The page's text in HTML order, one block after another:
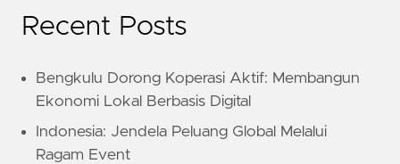
Recent Posts
Bengkulu Dorong Koperasi Aktif: Membangun
Ekonomi Lokal Berbasis Digital
Indonesia: Jendela Peluang Global Melalui
Ragam Event